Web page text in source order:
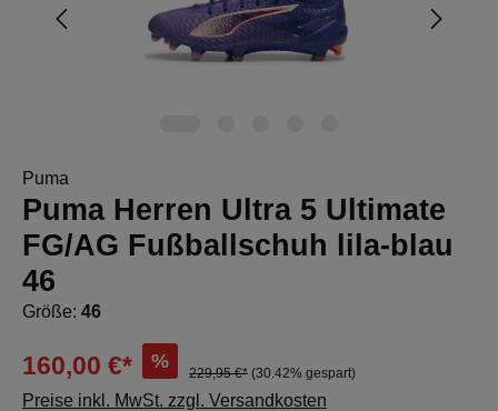
Puma
Puma Herren Ultra 5 Ultimate
FG/AG Fußballschuh lila-blau
46
Größe: 46
160,00 €* %
229,95 €* (30.42% gespart)
Preise inkl. MwSt. zzgl. Versandkosten